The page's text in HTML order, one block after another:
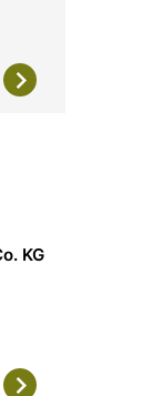
KG